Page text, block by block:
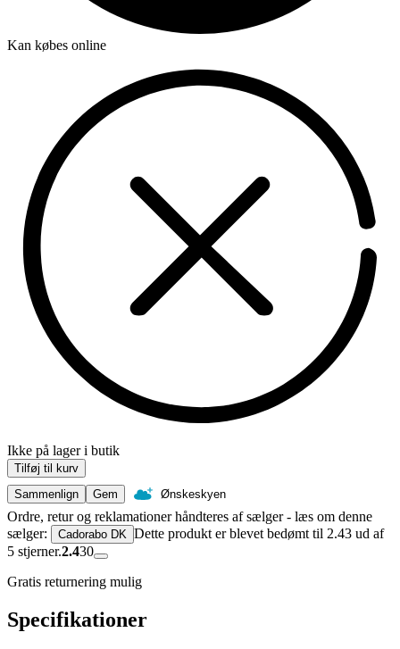
Kan købes online
Ikke på lager i butik
Tilføj til kurv
Sammenlign
Gem Ønskeskyen
Ordre, retur og reklamationer håndteres af sælger - læs om denne
sælger:
Cadorabo DK Dette produkt er blevet bedømt til 2.43 ud af
5 stjerner.2.430
Gratis returnering mulig
Specifikationer